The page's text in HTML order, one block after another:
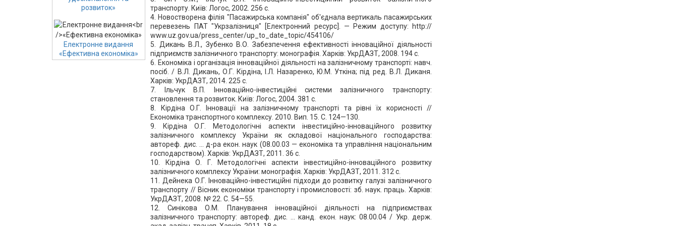
розвиток»
Електронне видання
«Ефективна економіка»
транспорту. Київ: Логос, 2002. 256 с.
4. Новостворена філія "Пасажирська компанія" об'єднала вертикаль пасажирських
перевезень ПАТ "Укрзалізниця" [Електронний ресурс]. — Режим доступу: http://
www.uz.gov.ua/press_center/up_to_date_topic/454106/
5. Дикань В.Л., Зубенко В.О. Забезпечення ефективності інноваційної діяльності
підприємств залізничного транспорту: монографія. Харків: УкрДАЗТ, 2008. 194 с.
6. Економіка і організація інноваційної діяльності на залізничному транспорті: навч.
посіб. / В.Л. Дикань, О.Г. Кірдіна, І.Л. Назаренко, Ю.М. Уткіна; під ред. В.Л. Диканя.
Харків: УкрДАЗТ, 2014. 225 с.
7. Ільчук В.П. Інноваційно-інвестиційні системи залізничного транспорту:
становлення та розвиток. Київ: Логос, 2004. 381 с.
8. Кірдіна О.Г. Інновації на залізничному транспорті та рівні їх корисності //
Економіка транспортного комплексу. 2010. Вип. 15. С. 124—130.
9. Кірдіна О.Г. Методологічні аспекти інвестиційно-інноваційного розвитку
залізничного комплексу України як складової національного господарства:
автореф. дис. … д-ра екон. наук (08.00.03 — економіка та управління національним
господарством). Харків: УкрДАЗТ, 2011. 36 с.
10. Кірдіна О. Г. Методологічні аспекти інвестиційно-інноваційного розвитку
залізничного комплексу України: монографія. Харків: УкрДАЗТ, 2011. 312 с.
11. Дейнека О.Г. Інноваційно-інвестиційні підходи до розвитку галузі залізничного
транспорту // Вісник економіки транспорту і промисловості: зб. наук. праць. Харків:
УкрДАЗТ, 2008. № 22. С. 54—55.
12. Синікова О.М. Планування інноваційної діяльності на підприємствах
залізничного транспорту: автореф. дис. … канд. екон. наук: 08.00.04 / Укр. держ.